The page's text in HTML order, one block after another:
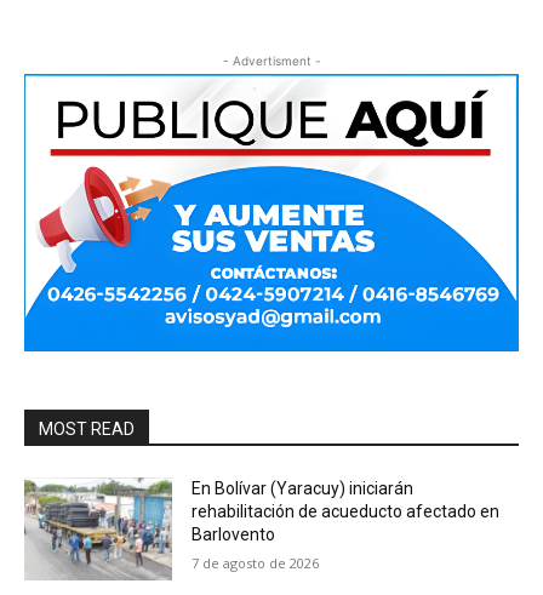
- Advertisment -
MOST READ
En Bolívar (Yaracuy) iniciarán
rehabilitación de acueducto afectado en
Barlovento
7 de agosto de 2026